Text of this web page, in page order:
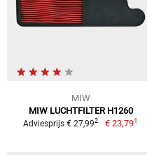
MIW
MIW LUCHTFILTER H1260
Adviesprijs € 27,992 € 23,791